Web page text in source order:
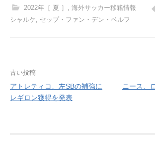
2022年［ 夏 ］ , 海外サッカー移籍情報
シャルケ
セップ・ファン・デン・ベルフ
投
稿
古い投稿
アトレティコ、左SBの補強に
レギロン獲得を発表
ニース、